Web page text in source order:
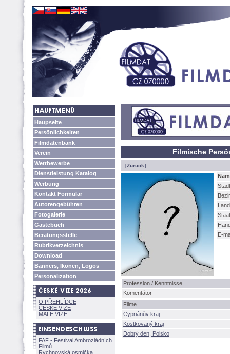
Haupseite
Persönlichkeiten
Filmdatenbank
Verein
Wettbewerbe
Dienstleistung Katalog
Werbung
Kontakt Formular
Autorengebühren
Fotogalerie
Gästebuch
Beratungsstelle
Rubrikverzeichnis
Download
Banners, Ikonen, Logos
Personalization
O PŘEHLÍDCE
ČESKÉ VIZE
MALÉ VIZE
FAF - Festival Ambroziádních
Filmů
Rychnovská osmička
Filmische
[Zurück]
Staat
E-
Profession / Kenntnisse
Komentátor
Filme
Cypriánův kraj
Kostkovaný kraj
Dobrý den, Polsko